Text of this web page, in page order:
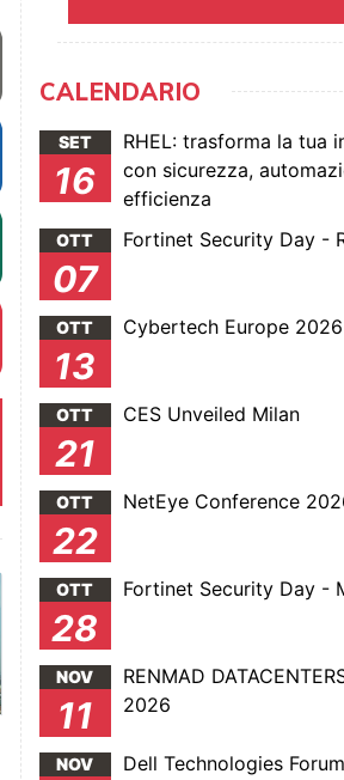
CALENDARIO
SET
16
RHEL: trasforma la tua
con sicurezza,
efficienza
OTT
07
Fortinet Security Day -
OTT
13
Cybertech Europe 2026
OTT
21
CES Unveiled Milan
OTT
22
NetEye Conference
OTT
28
Fortinet Security Day -
NOV
11
RENMAD
2026
NOV Dell Technologies